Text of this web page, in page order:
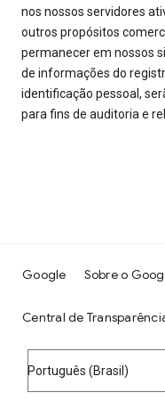
nos nossos servidores
outros propósitos
permanecer em nossos
de informações do
identificação pessoal,
para fins de auditoria e
Google Sobre o
Central de
Português (Brasil)